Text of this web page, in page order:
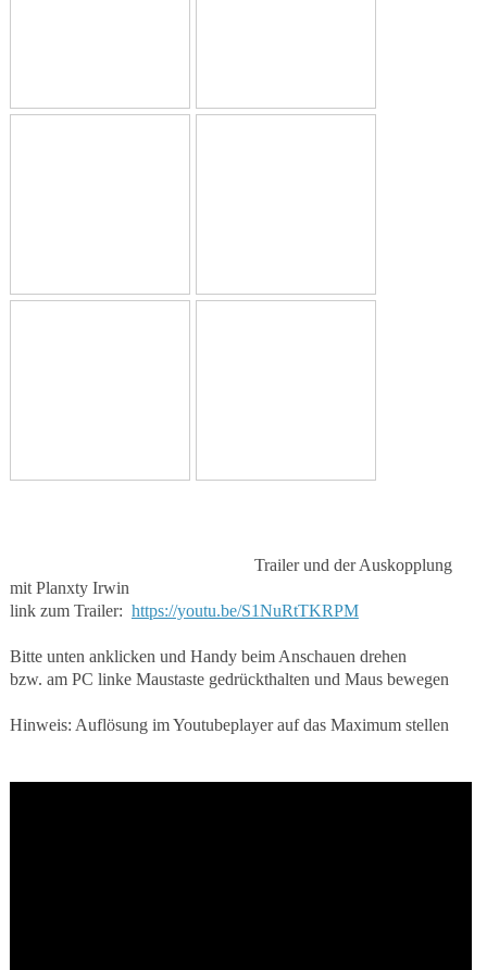
Trailer und der Auskopplung
mit Planxty Irwin
link zum Trailer: https://youtu.be/S1NuRtTKRPM
Bitte unten anklicken und Handy beim Anschauen drehen
bzw. am PC linke Maustaste gedrückthalten und Maus bewegen
Hinweis: Auflösung im Youtubeplayer auf das Maximum stellen